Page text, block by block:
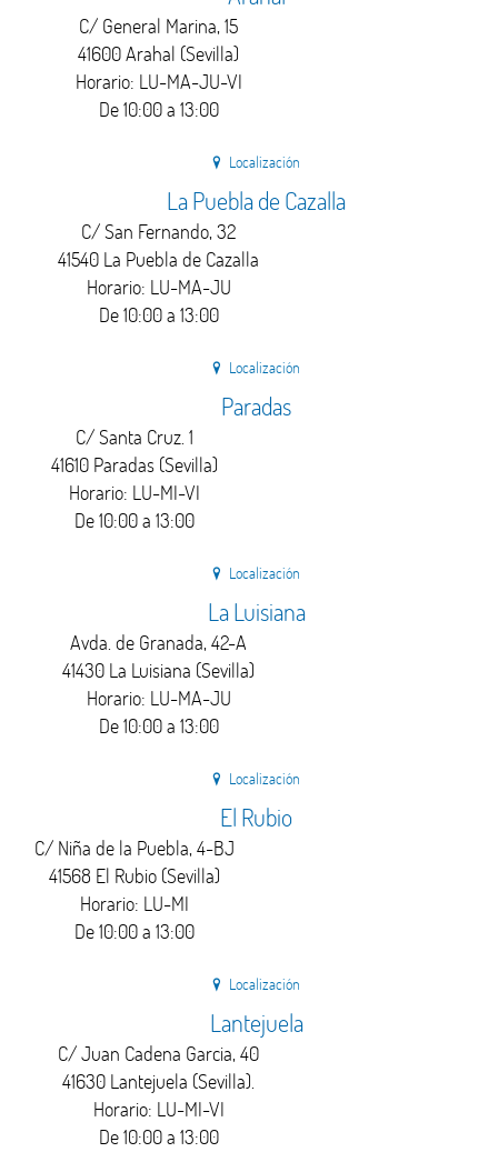
C/ General Marina, 15
41600 Arahal (Sevilla)
Horario: LU-MA-JU-VI
De 10:00 a 13:00
Localización
La Puebla de Cazalla
C/ San Fernando, 32
41540 La Puebla de Cazalla
Horario: LU-MA-JU
De 10:00 a 13:00
Localización
Paradas
C/ Santa Cruz. 1
41610 Paradas (Sevilla)
Horario: LU-MI-VI
De 10:00 a 13:00
Localización
La Luisiana
Avda. de Granada, 42-A
41430 La Luisiana (Sevilla)
Horario: LU-MA-JU
De 10:00 a 13:00
Localización
El Rubio
C/ Niña de la Puebla, 4-BJ
41568 El Rubio (Sevilla)
Horario: LU-MI
De 10:00 a 13:00
Localización
Lantejuela
C/ Juan Cadena Garcia, 40
41630 Lantejuela (Sevilla).
Horario: LU-MI-VI
De 10:00 a 13:00